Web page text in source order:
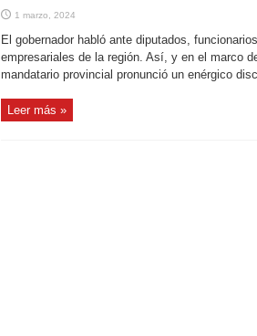
1 marzo, 2024
El gobernador habló ante diputados,
empresariales de la región. Así, y en el marco
mandatario provincial pronunció un enérgico
Leer más »